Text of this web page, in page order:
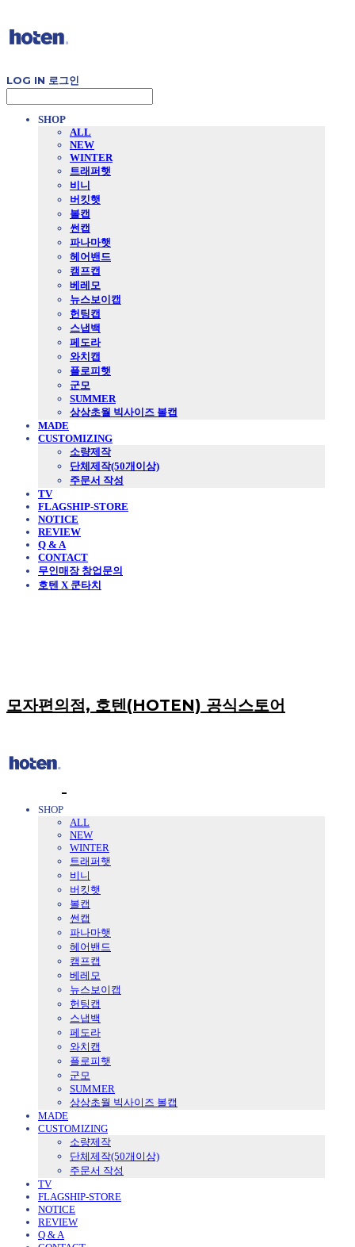
LOG IN 로그인
SHOP
ALL
NEW
WINTER
트래퍼햇
비니
버킷햇
볼캡
썬캡
파나마햇
헤어밴드
캠프캡
베레모
뉴스보이캡
헌팅캡
스냅백
페도라
와치캡
플로피햇
군모
SUMMER
상상초월 빅사이즈 볼캡
MADE
CUSTOMIZING
소량제작
단체제작(50개이상)
주문서 작성
TV
FLAGSHIP-STORE
NOTICE
REVIEW
Q & A
CONTACT
무인매장 창업문의
호텐 X 쿤타치
모자편의점, 호텐(HOTEN) 공식스토어
SHOP
ALL
NEW
WINTER
트래퍼햇
비니
버킷햇
볼캡
썬캡
파나마햇
헤어밴드
캠프캡
베레모
뉴스보이캡
헌팅캡
스냅백
페도라
와치캡
플로피햇
군모
SUMMER
상상초월 빅사이즈 볼캡
MADE
CUSTOMIZING
소량제작
단체제작(50개이상)
주문서 작성
TV
FLAGSHIP-STORE
NOTICE
REVIEW
Q & A